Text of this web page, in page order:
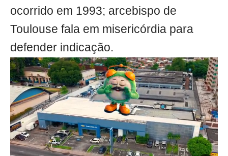
ocorrido em 1993; arcebispo de
Toulouse fala em misericórdia para
defender indicação.